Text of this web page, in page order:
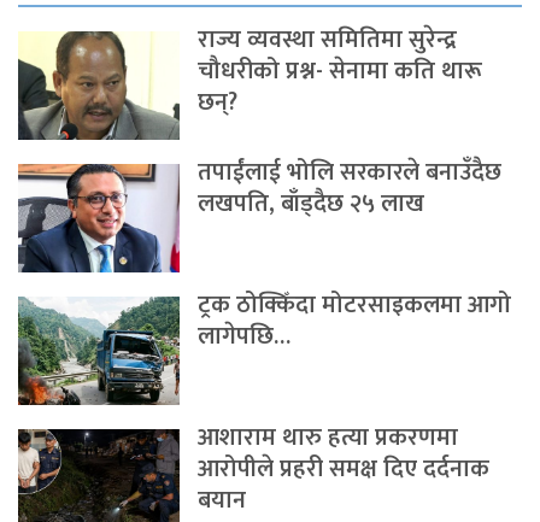
राज्य व्यवस्था समितिमा सुरेन्द्र
चौधरीको प्रश्न- सेनामा कति थारू
छन्?
तपाईंलाई भोलि सरकारले बनाउँदैछ
लखपति, बाँड्दैछ २५ लाख
ट्रक ठोक्किँदा मोटरसाइकलमा आगो
लागेपछि…
आशाराम थारु हत्या प्रकरणमा
आरोपीले प्रहरी समक्ष दिए दर्दनाक
बयान